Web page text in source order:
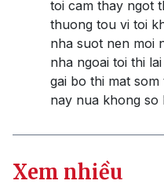
toi cam thay ngot
thuong tou vi toi
nha suot nen moi
nha ngoai toi thi
gai bo thi mat
nay nua khong so
Xem nhiều